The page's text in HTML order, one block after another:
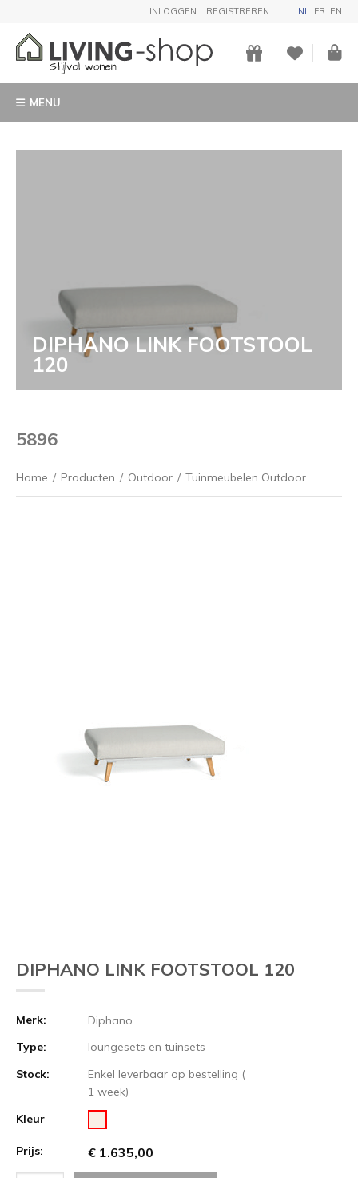
INLOGGEN REGISTREREN NL FR EN
MENU
DIPHANO LINK FOOTSTOOL
120
5896
Home / Producten / Outdoor / Tuinmeubelen Outdoor
DIPHANO LINK FOOTSTOOL 120
Merk:
Diphano
Type:
loungesets en tuinsets
Stock:
Enkel leverbaar op bestelling (
1 week)
Kleur
Prijs: € 1.635,00